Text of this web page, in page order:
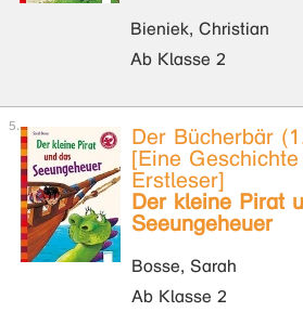
Bieniek, Christian
Ab Klasse 2
Der Bücherbär
[Eine
Erstleser]
Der kleine Pirat
Seeungeheuer
Bosse, Sarah
Ab Klasse 2